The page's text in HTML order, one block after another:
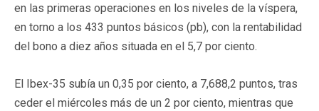
en las primeras operaciones en los niveles de la víspera,
en torno a los 433 puntos básicos (pb), con la rentabilidad
del bono a diez años situada en el 5,7 por ciento.
El Ibex-35 subía un 0,35 por ciento, a 7,688,2 puntos, tras
ceder el miércoles más de un 2 por ciento, mientras que